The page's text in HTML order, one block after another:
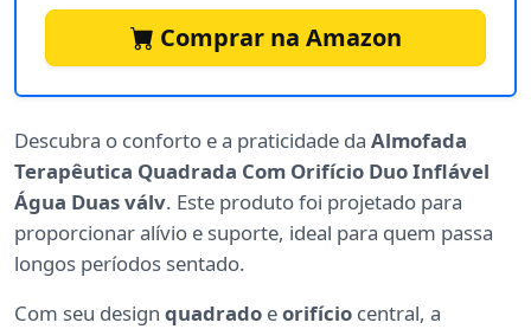
Comprar na Amazon
Descubra o conforto e a praticidade da Almofada
Terapêutica Quadrada Com Orifício Duo Inflável
Água Duas válv. Este produto foi projetado para
proporcionar alívio e suporte, ideal para quem passa
longos períodos sentado.
Com seu design quadrado eorifício central, a